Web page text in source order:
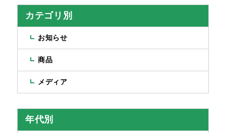
カテゴリ別
お知らせ
商品
メディア
年代別